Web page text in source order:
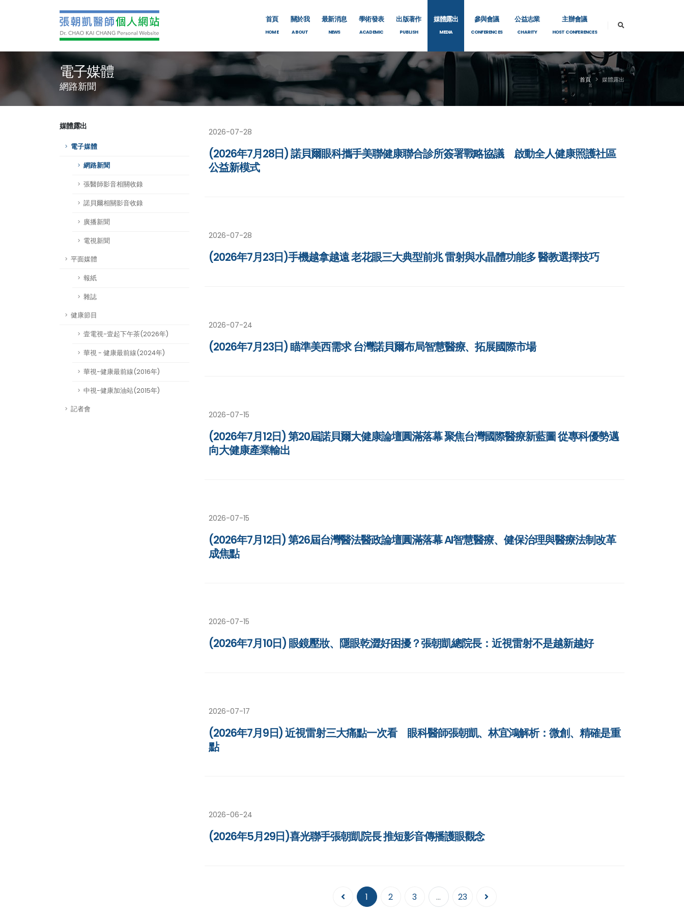
首頁
HOME
關於我
ABOUT
最新消息
NEWS
學術發表
ACADEMIC
出版著作
PUBLISH
媒體露出
MEDIA
參與會議
CONFERENCES
公益志業
CHARITY
主辦會議
HOST CONFERENCES
電子媒體
網路新聞
首頁 媒體露出
媒體露出
電子媒體
網路新聞
張醫師影音相關收錄
諾貝爾相關影音收錄
廣播新聞
電視新聞
平面媒體
報紙
雜誌
健康節目
壹電視-壹起下午茶(2026年)
華視 - 健康最前線(2024年)
華視-健康最前線(2016年)
中視-健康加油站(2015年)
記者會
2026-07-28
(2026年7月28日) 諾貝爾眼科攜手美聯健康聯合診所簽署戰略協議 啟動全人健康照護社區
公益新模式
2026-07-28
(2026年7月23日)手機越拿越遠 老花眼三大典型前兆 雷射與水晶體功能多 醫教選擇技巧
2026-07-24
(2026年7月23日) 瞄準美西需求 台灣諾貝爾布局智慧醫療、拓展國際市場
2026-07-15
(2026年7月12日) 第20屆諾貝爾大健康論壇圓滿落幕 聚焦台灣國際醫療新藍圖 從專科優勢邁
向大健康產業輸出
2026-07-15
(2026年7月12日) 第26屆台灣醫法醫政論壇圓滿落幕 AI智慧醫療、健保治理與醫療法制改革
成焦點
2026-07-15
(2026年7月10日) 眼鏡壓妝、隱眼乾澀好困擾？張朝凱總院長：近視雷射不是越新越好
2026-07-17
(2026年7月9日) 近視雷射三大痛點一次看 眼科醫師張朝凱、林宜鴻解析：微創、精確是重
點
2026-06-24
(2026年5月29日)喜光聯手張朝凱院長 推短影音傳播護眼觀念
1 2 3 ... 23